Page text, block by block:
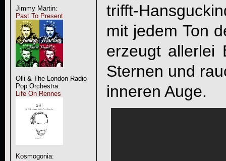
Jimmy Martin:
Past To Present
Olli & The London Radio
Pop Orchestra:
Life On Rennes
Kosmogonia:
trifft-
mit jedem Ton
erzeugt allerlei
Sternen und
inneren Auge.